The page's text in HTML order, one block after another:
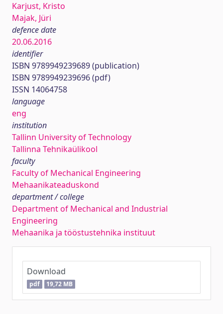
Karjust, Kristo
Majak, Jüri
defence date
20.06.2016
identifier
ISBN 9789949239689 (publication)
ISBN 9789949239696 (pdf)
ISSN 14064758
language
eng
institution
Tallinn University of Technology
Tallinna Tehnikaülikool
faculty
Faculty of Mechanical Engineering
Mehaanikateaduskond
department / college
Department of Mechanical and Industrial
Engineering
Mehaanika ja tööstustehnika instituut
Download
pdf 19,72 MB